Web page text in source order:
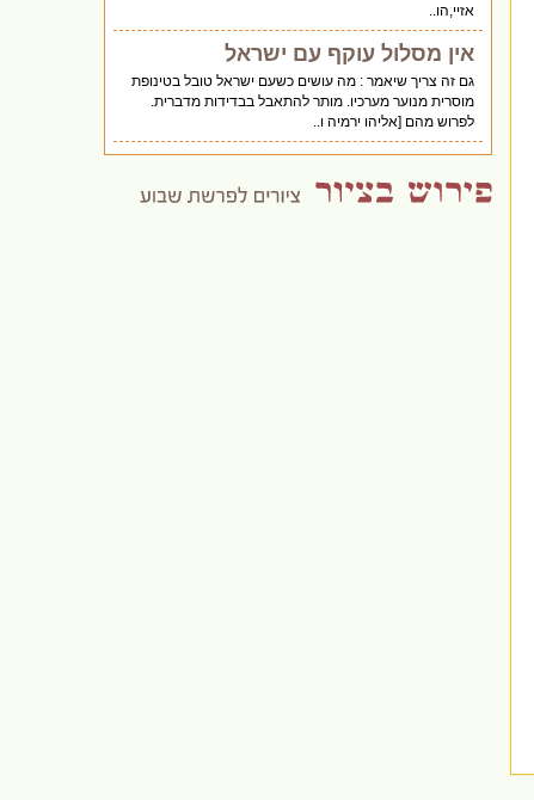
אזיי,הו..
אין מסלול עוקף עם ישראל
גם זה צריך שיאמר : מה עושים כשעם ישראל טובל בטינופת
מוסרית מנוער מערכיו. מותר להתאבל בבדידות מדברית.
לפרוש מהם [אליהו ירמיה ו..